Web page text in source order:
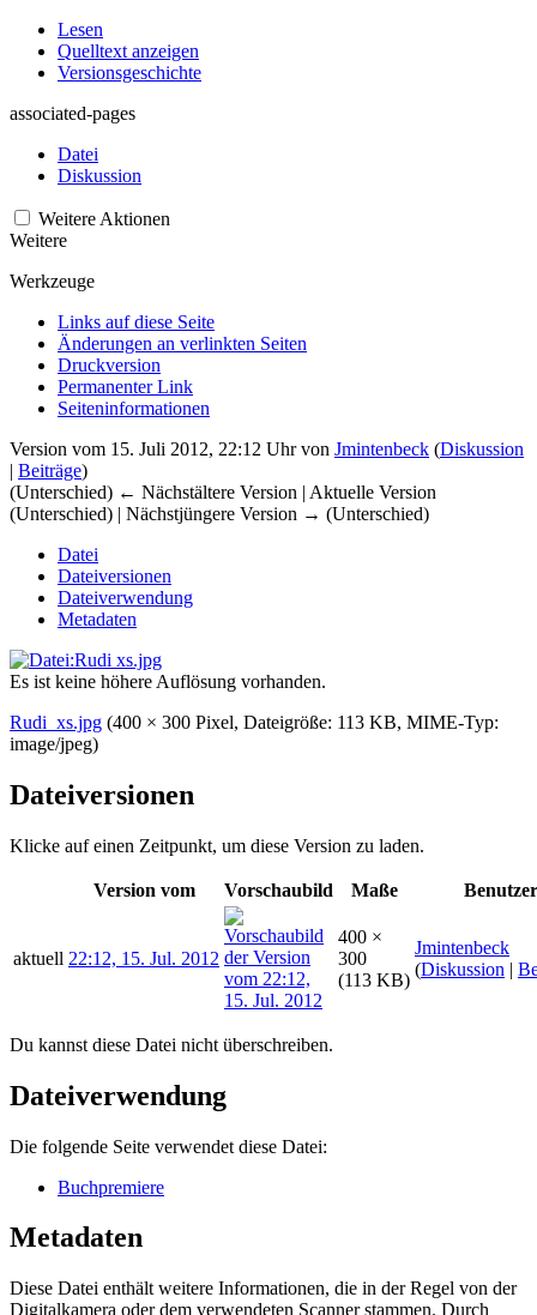
Lesen
Quelltext anzeigen
Versionsgeschichte
associated-pages
Datei
Diskussion
Weitere Aktionen
Weitere
Werkzeuge
Links auf diese Seite
Änderungen an verlinkten Seiten
Druckversion
Permanenter Link
Seiten­­informationen
Version vom 15. Juli 2012, 22:12 Uhr von Jmintenbeck (Diskussion
| Beiträge)
(Unterschied) ← Nächstältere Version | Aktuelle Version
(Unterschied) | Nächstjüngere Version → (Unterschied)
Datei
Dateiversionen
Dateiverwendung
Metadaten
Es ist keine höhere Auflösung vorhanden.
Rudi_xs.jpg (400 × 300 Pixel, Dateigröße: 113 KB, MIME-Typ:
image/jpeg)
Dateiversionen
Klicke auf einen Zeitpunkt, um diese Version zu laden.
Version vom Vorschaubild Maße Benutzer
aktuell 22:12, 15. Jul. 2012
400 ×
300
(113 KB)
Jmintenbeck
(Diskussion |
Du kannst diese Datei nicht überschreiben.
Dateiverwendung
Die folgende Seite verwendet diese Datei:
Buchpremiere
Metadaten
Diese Datei enthält weitere Informationen, die in der Regel von der
Digitalkamera oder dem verwendeten Scanner stammen. Durch